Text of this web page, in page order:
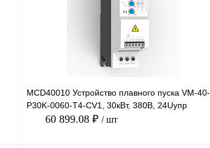
Под заказ
MCD40010 Устройство плавного пуска VM-40-
P30K-0060-T4-CV1, 30кВт, 380В, 24Uупр
60 899.08 ₽ / шт